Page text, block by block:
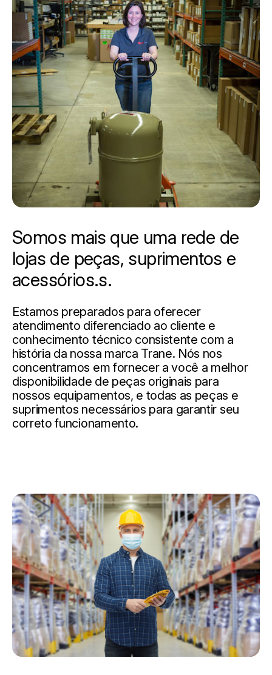
Somos mais que uma rede de
lojas de peças, suprimentos e
acessórios.s.
Estamos preparados para oferecer
atendimento diferenciado ao cliente e
conhecimento técnico consistente com a
história da nossa marca Trane. Nós nos
concentramos em fornecer a você a melhor
disponibilidade de peças originais para
nossos equipamentos, e todas as peças e
suprimentos necessários para garantir seu
correto funcionamento.